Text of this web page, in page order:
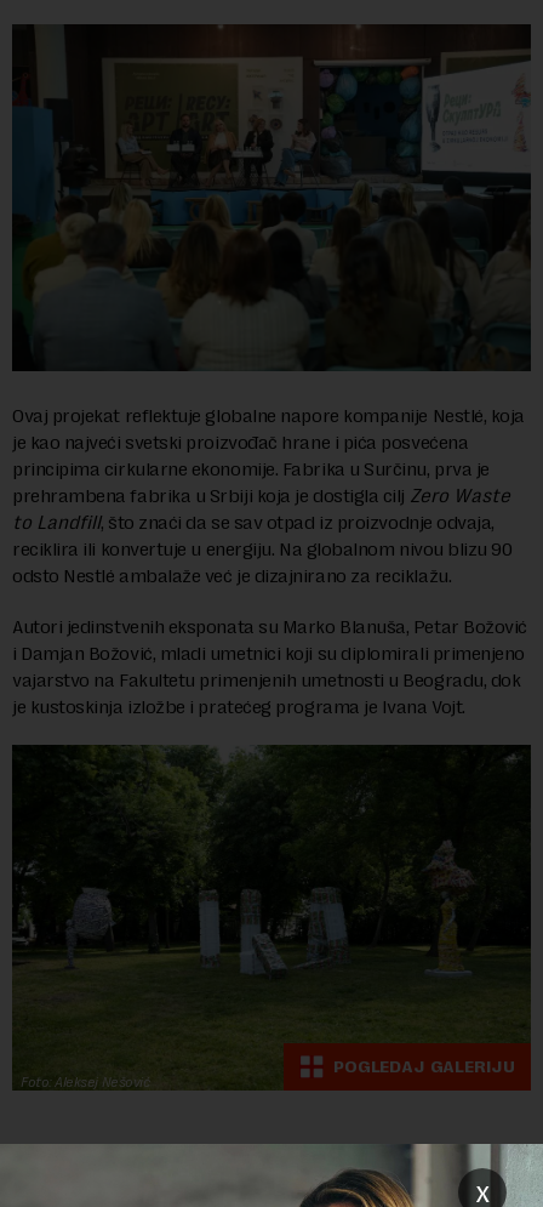
Ovaj projekat reflektuje globalne napore kompanije Nestlé, koja
je kao najveći svetski proizvođač hrane i pića posvećena
principima cirkularne ekonomije. Fabrika u Surčinu, prva je
prehrambena fabrika u Srbiji koja je dostigla cilj Zero Waste
to Landfill, što znaći da se sav otpad iz proizvodnje odvaja,
reciklira ili konvertuje u energiju. Na globalnom nivou blizu 90
odsto Nestlé ambalaže već je dizajnirano za reciklažu.
Autori jedinstvenih eksponata su Marko Blanuša, Petar Božović
i Damjan Božović, mladi umetnici koji su diplomirali primenjeno
vajarstvo na Fakultetu primenjenih umetnosti u Beogradu, dok
je kustoskinja izložbe i pratećeg programa je Ivana Vojt.
Foto: Aleksej Nešović
POGLEDAJ GALERIJU
Preuzimanje delova teksta je dozvoljeno, ali uz obavezno navođenje
izvora i uz postavljanje linka ka izvornom tekstu na novaekonomija.rs
x